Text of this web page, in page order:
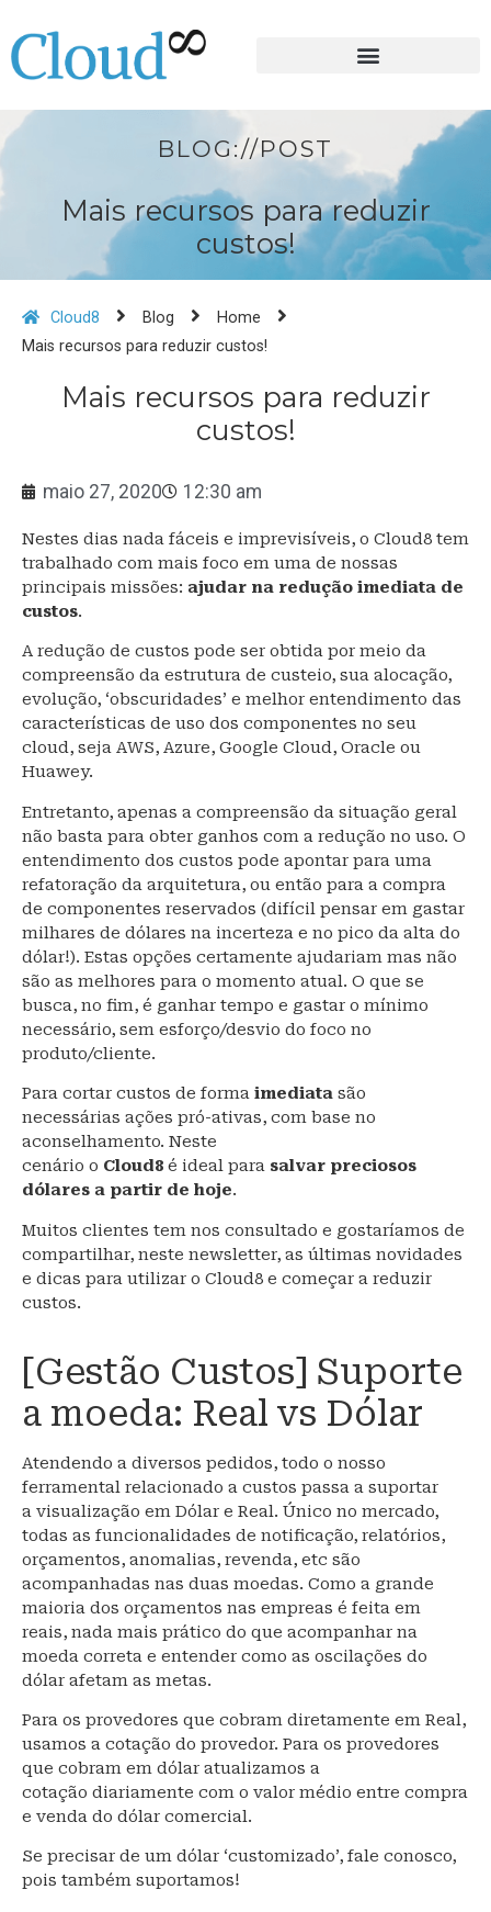
BLOG://POST
Mais recursos para reduzir
custos!
Cloud8 Blog
Home
Mais recursos para reduzir custos!
Mais recursos para reduzir
custos!
maio 27, 2020 12:30 am
Nestes dias nada fáceis e imprevisíveis, o Cloud8 tem
trabalhado com mais foco em uma de nossas
principais missões: ajudar na redução imediata de
custos.
A redução de custos pode ser obtida por meio da
compreensão da estrutura de custeio, sua alocação,
evolução, ‘obscuridades’ e melhor entendimento das
características de uso dos componentes no seu
cloud, seja AWS, Azure, Google Cloud, Oracle ou
Huawey.
Entretanto, apenas a compreensão da situação geral
não basta para obter ganhos com a redução no uso. O
entendimento dos custos pode apontar para uma
refatoração da arquitetura, ou então para a compra
de componentes reservados (difícil pensar em gastar
milhares de dólares na incerteza e no pico da alta do
dólar!). Estas opções certamente ajudariam mas não
são as melhores para o momento atual. O que se
busca, no fim, é ganhar tempo e gastar o mínimo
necessário, sem esforço/desvio do foco no
produto/cliente.
Para cortar custos de forma imediata são
necessárias ações pró-ativas, com base no
aconselhamento. Neste
cenário o Cloud8 é ideal para salvar preciosos
dólares a partir de hoje.
Muitos clientes tem nos consultado e gostaríamos de
compartilhar, neste newsletter, as últimas novidades
e dicas para utilizar o Cloud8 e começar a reduzir
custos.
[Gestão Custos] Suporte
a moeda: Real vs Dólar
Atendendo a diversos pedidos, todo o nosso
ferramental relacionado a custos passa a suportar
a visualização em Dólar e Real. Único no mercado,
todas as funcionalidades de notificação, relatórios,
orçamentos, anomalias, revenda, etc são
acompanhadas nas duas moedas. Como a grande
maioria dos orçamentos nas empreas é feita em
reais, nada mais prático do que acompanhar na
moeda correta e entender como as oscilações do
dólar afetam as metas.
Para os provedores que cobram diretamente em Real,
usamos a cotação do provedor. Para os provedores
que cobram em dólar atualizamos a
cotação diariamente com o valor médio entre compra
e venda do dólar comercial.
Se precisar de um dólar ‘customizado’, fale conosco,
pois também suportamos!